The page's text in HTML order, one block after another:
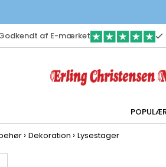
af E-mærket
› Dekoration › Lysestager